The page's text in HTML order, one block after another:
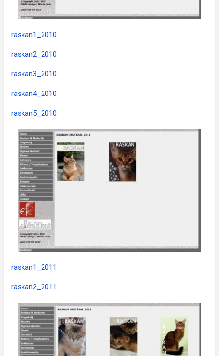
raskan1_2010
raskan2_2010
raskan3_2010
raskan4_2010
raskan5_2010
raskan1_2011
raskan2_2011